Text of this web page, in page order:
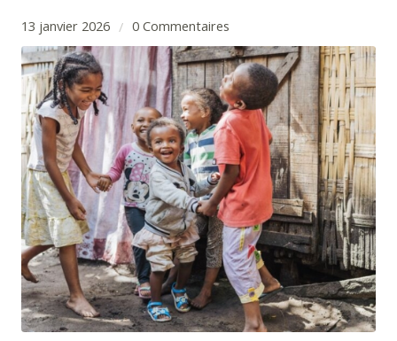
13 janvier 2026 / 0 Commentaires